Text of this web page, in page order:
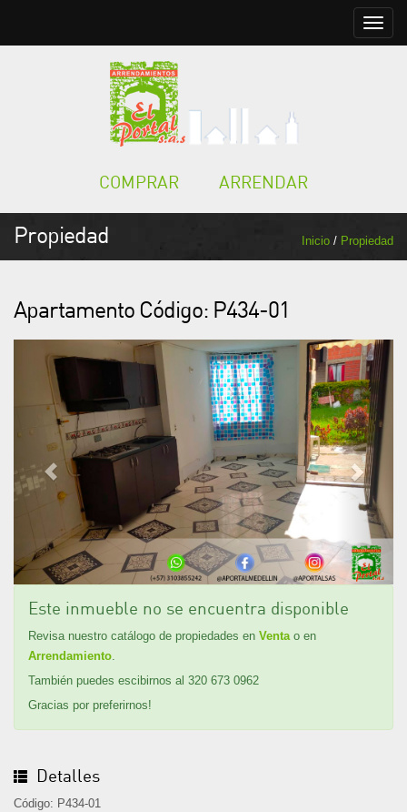
Toggle
COMPRAR ARRENDAR
Inicio / Propiedad
Propiedad
Apartamento Código: P434-01
Este inmueble no se encuentra disponible
Revisa nuestro catálogo de propiedades en Ventao en
Arrendamiento.
También puedes escibirnos al 320 673 0962
Gracias por preferirnos!
Detalles
Código: P434-01